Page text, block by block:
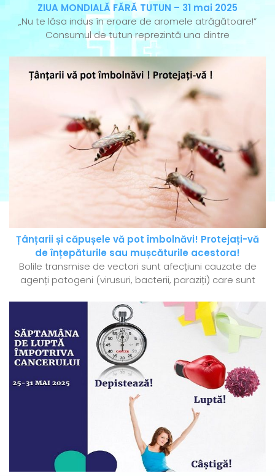
ZIUA MONDIALĂ FĂRĂ TUTUN – 31 mai 2025
„Nu te lăsa indus în eroare de aromele atrăgătoare!”
Consumul de tutun reprezintă una dintre
Țânțarii și căpușele vă pot îmbolnăvi! Protejați-vă
de înțepăturile sau mușcăturile acestora!
Bolile transmise de vectori sunt afecțiuni cauzate de
agenți patogeni (virusuri, bacterii, paraziți) care sunt